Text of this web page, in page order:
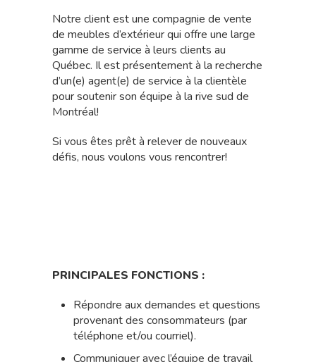
Notre client est une compagnie de vente
de meubles d’extérieur qui offre une large
gamme de service à leurs clients au
Québec. Il est présentement à la recherche
d’un(e) agent(e) de service à la clientèle
pour soutenir son équipe à la rive sud de
Montréal!
Si vous êtes prêt à relever de nouveaux
défis, nous voulons vous rencontrer!
PRINCIPALES FONCTIONS :
Répondre aux demandes et questions
provenant des consommateurs (par
téléphone et/ou courriel).
Communiquer avec l’équipe de travail